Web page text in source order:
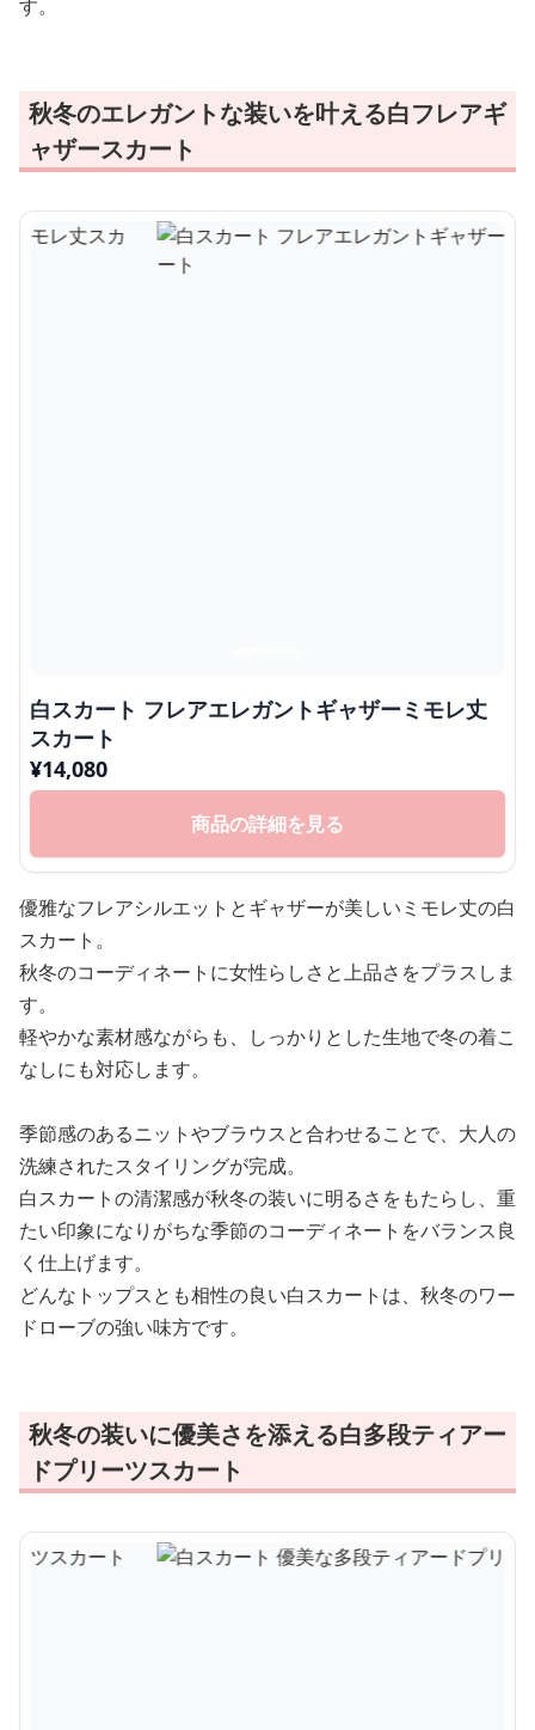
す。
秋冬のエレガントな装いを叶える白フレアギ
ャザースカート
白スカート フレアエレガントギャザーミモレ丈
スカート
¥14,080
商品の詳細を見る
優雅なフレアシルエットとギャザーが美しいミモレ丈の白
スカート。
秋冬のコーディネートに女性らしさと上品さをプラスしま
す。
軽やかな素材感ながらも、しっかりとした生地で冬の着こ
なしにも対応します。
季節感のあるニットやブラウスと合わせることで、大人の
洗練されたスタイリングが完成。
白スカートの清潔感が秋冬の装いに明るさをもたらし、重
たい印象になりがちな季節のコーディネートをバランス良
く仕上げます。
どんなトップスとも相性の良い白スカートは、秋冬のワー
ドローブの強い味方です。
秋冬の装いに優美さを添える白多段ティアー
ドプリーツスカート